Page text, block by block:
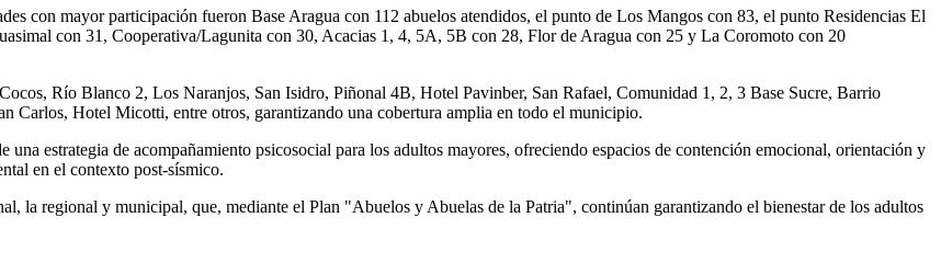
con mayor participación fueron Base Aragua con 112 abuelos atendidos, el punto de Los Mangos con 83, el punto Residencias El
con 31, Cooperativa/Lagunita con 30, Acacias 1, 4, 5A, 5B con 28, Flor de Aragua con 25 y La Coromoto con 20
Río Blanco 2, Los Naranjos, San Isidro, Piñonal 4B, Hotel Pavinber, San Rafael, Comunidad 1, 2, 3 Base Sucre, Barrio
Carlos, Hotel Micotti, entre otros, garantizando una cobertura amplia en todo el municipio.
estrategia de acompañamiento psicosocial para los adultos mayores, ofreciendo espacios de contención emocional, orientación y
en el contexto post-sísmico.
la regional y municipal, que, mediante el Plan "Abuelos y Abuelas de la Patria", continúan garantizando el bienestar de los adultos